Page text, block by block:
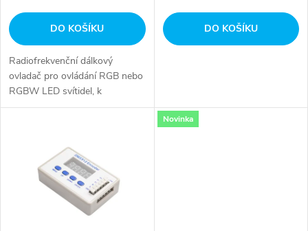
d
u
k
o
d
u
k
DO KOŠÍKU
Radiofrekvenční dálkový
ovladač pro ovládání RGB nebo
RGBW LED svítidel, k
přijímačům řady DREAM.
DO KOŠÍKU
Novinka